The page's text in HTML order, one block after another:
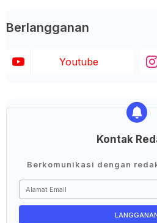
Berlangganan
Youtube
Kontak
Berkomunikasi dengan